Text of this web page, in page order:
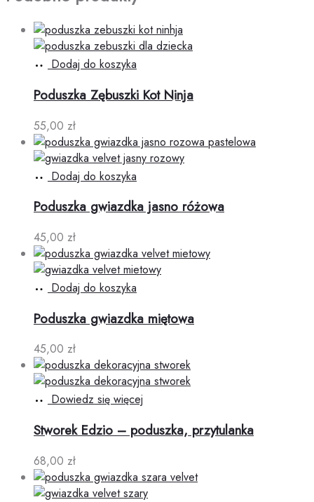
Dodaj do koszyka
Poduszka Zębuszki Kot Ninja
55,00 zł
Dodaj do koszyka
Poduszka gwiazdka jasno różowa
45,00 zł
Dodaj do koszyka
Poduszka gwiazdka miętowa
45,00 zł
Dowiedz się więcej
Stworek Edzio – poduszka, przytulanka
68,00 zł